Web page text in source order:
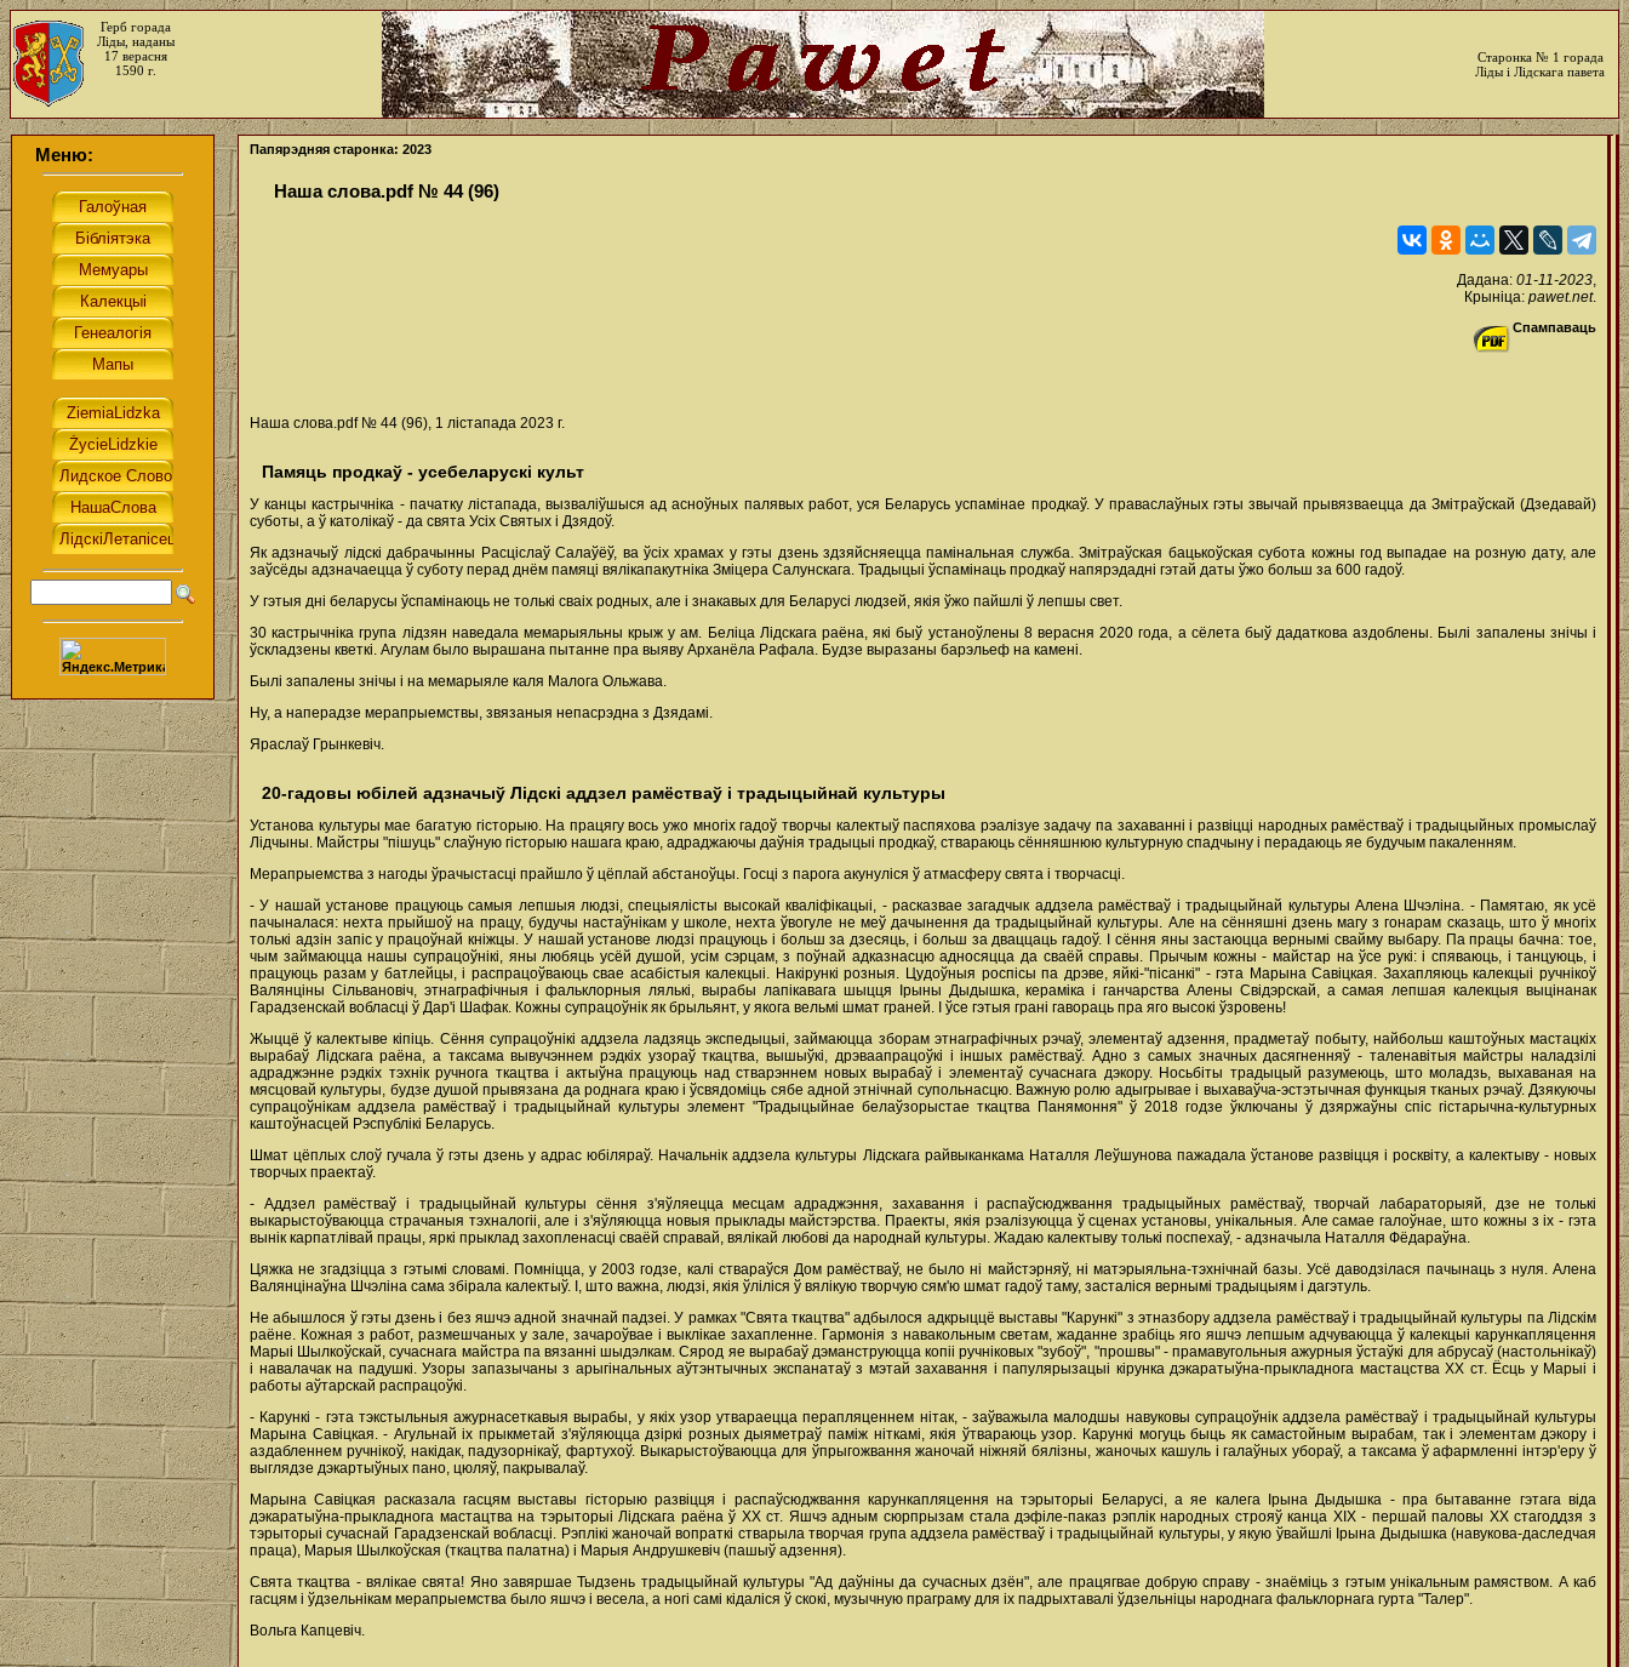
Герб горада
Ліды, наданы
17 верасня
1590 г.
Старонка № 1 горада
Ліды і Лідскага павета
Меню: Папярэдняя старонка: 2023
Наша слова.pdf № 44 (96)
Дадана: 01-11-2023,
Крыніца: pawet.net.
Спампаваць
Наша слова.pdf № 44 (96), 1 лістапада 2023 г.
Памяць продкаў - усебеларускі культ
У канцы кастрычніка - пачатку лістапада, вызваліўшыся ад асноўных палявых работ, уся Беларусь успамінае продкаў. У праваслаўных гэты звычай прывязваецца да Змітраўскай (Дзедавай)
суботы, а ў католікаў - да свята Усіх Святых і Дзядоў.
Як адзначыў лідскі дабрачынны Расціслаў Салаўёў, ва ўсіх храмах у гэты дзень здзяйсняецца памінальная служба. Змітраўская бацькоўская субота кожны год выпадае на розную дату, але
заўсёды адзначаецца ў суботу перад днём памяці вялікапакутніка Зміцера Салунскага. Традыцыі ўспамінаць продкаў напярэдадні гэтай даты ўжо больш за 600 гадоў.
У гэтыя дні беларусы ўспамінаюць не толькі сваіх родных, але і знакавых для Беларусі людзей, якія ўжо пайшлі ў лепшы свет.
30 кастрычніка група лідзян наведала мемарыяльны крыж у ам. Беліца Лідскага раёна, які быў устаноўлены 8 верасня 2020 года, а сёлета быў дадаткова аздоблены. Былі запалены знічы і
ўскладзены кветкі. Агулам было вырашана пытанне пра выяву Арханёла Рафала. Будзе выразаны барэльеф на камені.
Былі запалены знічы і на мемарыяле каля Малога Ольжава.
Ну, а наперадзе мерапрыемствы, звязаныя непасрэдна з Дзядамі.
Яраслаў Грынкевіч.
20-гадовы юбілей адзначыў Лідскі аддзел рамёстваў і традыцыйнай культуры
Установа культуры мае багатую гісторыю. На працягу вось ужо многіх гадоў творчы калектыў паспяхова рэалізуе задачу па захаванні і развіцці народных рамёстваў і традыцыйных промыслаў
Лідчыны. Майстры "пішуць" слаўную гісторыю нашага краю, адраджаючы даўнія традыцыі продкаў, ствараюць сённяшнюю культурную спадчыну і перадаюць яе будучым пакаленням.
Мерапрыемства з нагоды ўрачыстасці прайшло ў цёплай абстаноўцы. Госці з парога акунуліся ў атмасферу свята і творчасці.
- У нашай установе працуюць самыя лепшыя людзі, спецыялісты высокай кваліфікацыі, - расказвае загадчык аддзела рамёстваў і традыцыйнай культуры Алена Шчэліна. - Памятаю, як усё
пачыналася: нехта прыйшоў на працу, будучы настаўнікам у школе, нехта ўвогуле не меў дачынення да традыцыйнай культуры. Але на сённяшні дзень магу з гонарам сказаць, што ў многіх
толькі адзін запіс у працоўнай кніжцы. У нашай установе людзі працуюць і больш за дзесяць, і больш за дваццаць гадоў. І сёння яны застаюцца вернымі свайму выбару. Па працы бачна: тое,
чым займаюцца нашы супрацоўнікі, яны любяць усёй душой, усім сэрцам, з поўнай адказнасцю адносяцца да сваёй справы. Прычым кожны - майстар на ўсе рукі: і спяваюць, і танцуюць, і
працуюць разам у батлейцы, і распрацоўваюць свае асабістыя калекцыі. Накірункі розныя. Цудоўныя роспісы па дрэве, яйкі-"пісанкі" - гэта Марына Савіцкая. Захапляюць калекцыі ручнікоў
Валянціны Сільвановіч, этнаграфічныя і фальклорныя лялькі, вырабы лапікавага шыцця Ірыны Дыдышка, кераміка і ганчарства Алены Свідэрскай, а самая лепшая калекцыя выцінанак
Гарадзенскай вобласці ў Дар'і Шафак. Кожны супрацоўнік як брыльянт, у якога вельмі шмат граней. І ўсе гэтыя грані гавораць пра яго высокі ўзровень!
Жыццё ў калектыве кіпіць. Сёння супрацоўнікі аддзела ладзяць экспедыцыі, займаюцца зборам этнаграфічных рэчаў, элементаў адзення, прадметаў побыту, найбольш каштоўных мастацкіх
вырабаў Лідскага раёна, а таксама вывучэннем рэдкіх узораў ткацтва, вышыўкі, дрэваапрацоўкі і іншых рамёстваў. Адно з самых значных дасягненняў - таленавітыя майстры наладзілі
адраджэнне рэдкіх тэхнік ручнога ткацтва і актыўна працуюць над стварэннем новых вырабаў і элементаў сучаснага дэкору. Носьбіты традыцый разумеюць, што моладзь, выхаваная на
мясцовай культуры, будзе душой прывязана да роднага краю і ўсвядоміць сябе адной этнічнай супольнасцю. Важную ролю адыгрывае і выхаваўча-эстэтычная функцыя тканых рэчаў. Дзякуючы
супрацоўнікам аддзела рамёстваў і традыцыйнай культуры элемент "Традыцыйнае белаўзорыстае ткацтва Панямоння" ў 2018 годзе ўключаны ў дзяржаўны спіс гістарычна-культурных
каштоўнасцей Рэспублікі Беларусь.
Шмат цёплых слоў гучала ў гэты дзень у адрас юбіляраў. Начальнік аддзела культуры Лідскага райвыканкама Наталля Леўшунова пажадала ўстанове развіцця і росквіту, а калектыву - новых
творчых праектаў.
- Аддзел рамёстваў і традыцыйнай культуры сёння з'яўляецца месцам адраджэння, захавання і распаўсюджвання традыцыйных рамёстваў, творчай лабараторыяй, дзе не толькі
выкарыстоўваюцца страчаныя тэхналогіі, але і з'яўляюцца новыя прыклады майстэрства. Праекты, якія рэалізуюцца ў сценах установы, унікальныя. Але самае галоўнае, што кожны з іх - гэта
вынік карпатлівай працы, яркі прыклад захопленасці сваёй справай, вялікай любові да народнай культуры. Жадаю калектыву толькі поспехаў, - адзначыла Наталля Фёдараўна.
Цяжка не згадзіцца з гэтымі словамі. Помніцца, у 2003 годзе, калі ствараўся Дом рамёстваў, не было ні майстэрняў, ні матэрыяльна-тэхнічнай базы. Усё даводзілася пачынаць з нуля. Алена
Валянцінаўна Шчэліна сама збірала калектыў. І, што важна, людзі, якія ўліліся ў вялікую творчую сям'ю шмат гадоў таму, засталіся вернымі традыцыям і дагэтуль.
Не абышлося ў гэты дзень і без яшчэ адной значнай падзеі. У рамках "Свята ткацтва" адбылося адкрыццё выставы "Карункі" з этназбору аддзела рамёстваў і традыцыйнай культуры па Лідскім
раёне. Кожная з работ, размешчаных у зале, зачароўвае і выклікае захапленне. Гармонія з навакольным светам, жаданне зрабіць яго яшчэ лепшым адчуваюцца ў калекцыі карункапляцення
Марыі Шылкоўскай, сучаснага майстра па вязанні шыдэлкам. Сярод яе вырабаў дэманструюцца копіі ручніковых "зубоў", "прошвы" - прамавугольныя ажурныя ўстаўкі для абрусаў (настольнікаў)
і навалачак на падушкі. Узоры запазычаны з арыгінальных аўтэнтычных экспанатаў з мэтай захавання і папулярызацыі кірунка дэкаратыўна-прыкладнога мастацства ХХ ст. Ёсць у Марыі і
работы аўтарскай распрацоўкі.
- Карункі - гэта тэкстыльныя ажурнасеткавыя вырабы, у якіх узор утвараецца перапляценнем нітак, - заўважыла малодшы навуковы супрацоўнік аддзела рамёстваў і традыцыйнай культуры
Марына Савіцкая. - Агульнай іх прыкметай з'яўляюцца дзіркі розных дыяметраў паміж ніткамі, якія ўтвараюць узор. Карункі могуць быць як самастойным вырабам, так і элементам дэкору і
аздабленнем ручнікоў, накідак, падузорнікаў, фартухоў. Выкарыстоўваюцца для ўпрыгожвання жаночай ніжняй бялізны, жаночых кашуль і галаўных убораў, а таксама ў афармленні інтэр'еру ў
выглядзе дэкартыўных пано, цюляў, пакрывалаў.
Марына Савіцкая расказала гасцям выставы гісторыю развіцця і распаўсюджвання карункапляцення на тэрыторыі Беларусі, а яе калега Ірына Дыдышка - пра бытаванне гэтага віда
дэкаратыўна-прыкладнога мастацтва на тэрыторыі Лідскага раёна ў ХХ ст. Яшчэ адным сюрпрызам стала дэфіле-паказ рэплік народных строяў канца XIX - першай паловы XX стагоддзя з
тэрыторыі сучаснай Гарадзенскай вобласці. Рэплікі жаночай вопраткі стварыла творчая група аддзела рамёстваў і традыцыйнай культуры, у якую ўвайшлі Ірына Дыдышка (навукова-даследчая
праца), Марыя Шылкоўская (ткацтва палатна) і Марыя Андрушкевіч (пашыў адзення).
Свята ткацтва - вялікае свята! Яно завяршае Тыдзень традыцыйнай культуры "Ад даўніны да сучасных дзён", але працягвае добрую справу - знаёміць з гэтым унікальным рамяством. А каб
гасцям і ўдзельнікам мерапрыемства было яшчэ і весела, а ногі самі кідаліся ў скокі, музычную праграму для іх падрыхтавалі ўдзельніцы народнага фальклорнага гурта "Талер".
Вольга Капцевіч.